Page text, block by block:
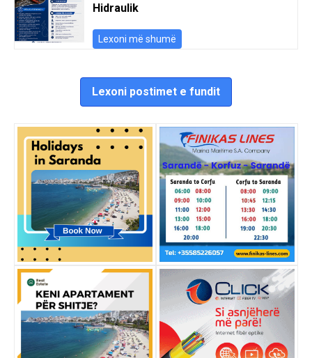
Hidraulik
Lexoni më shumë
Lexoni postimet e fundit